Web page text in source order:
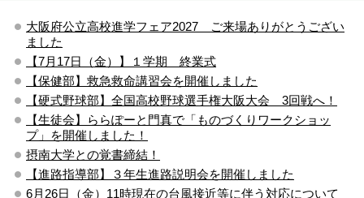
大阪府公立高校進学フェア2027 ご来場ありがとうござい
ました
【7月17日（金）】１学期 終業式
【保健部】救急救命講習会を開催しました
【硬式野球部】全国高校野球選手権大阪大会 3回戦へ！
【生徒会】ららぽーと門真で「ものづくりワークショッ
プ」を開催しました！
摂南大学との覚書締結！
【進路指導部】３年生進路説明会を開催しました
6月26日（金）11時現在の台風接近等に伴う対応について